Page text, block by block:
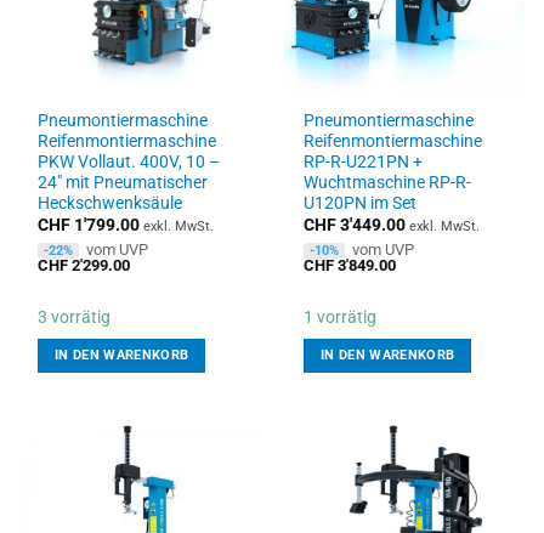
Pneumontiermaschine
Reifenmontiermaschine
PKW Vollaut. 400V, 10 –
24″ mit Pneumatischer
Heckschwenksäule
CHF 1'799.00 exkl. MwSt.
-22%
vom UVP
CHF 2'299.00
3 vorrätig
IN DEN WARENKORB
Pneumontiermaschine
Reifenmontiermaschine
RP-R-U221PN +
Wuchtmaschine RP-R-
U120PN im Set
CHF3'449.00 exkl. MwSt.
-10%
vom UVP
CHF 3'849.00
1 vorrätig
IN DEN WARENKORB